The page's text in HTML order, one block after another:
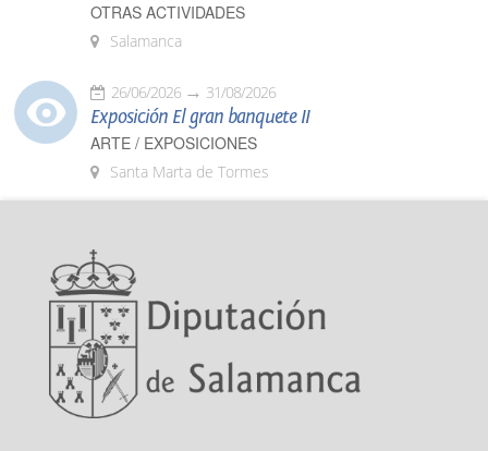
OTRAS ACTIVIDADES
Salamanca
26/06/2026 31/08/2026
Exposición El gran banquete II
ARTE / EXPOSICIONES
Santa Marta de Tormes